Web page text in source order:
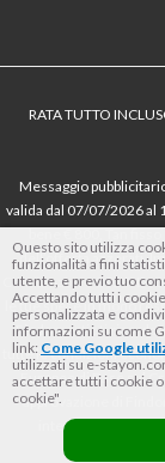
RATA TUTTO
Messaggio
valida dal 07/07/2026 al
dell’offerta azzerati.
Consumatore € 920.
le tue spese in modo
Findomestic ti ricorda,
tutte le condizioni
Europee di Base sul
approvazione di
intermediario del
Questo sito utilizza
funzionalità a fini
utente, e previo tuo
Accettando tutti i
personalizzata e
informazioni su come
link: Come Google
utilizzati su e-
accettare tutti i cookie
cookie".